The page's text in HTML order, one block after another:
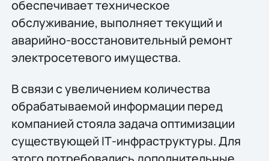
обеспечивает техническое
обслуживание, выполняет текущий и
аварийно-восстановительный ремонт
электросетевого имущества.
В связи с увеличением количества
обрабатываемой информации перед
компанией стояла задача оптимизации
существующей IТ-инфраструктуры. Для